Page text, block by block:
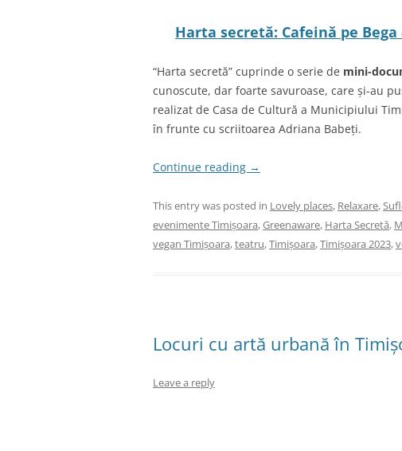
Harta secretă: Cafeină pe
“Harta secretă” cuprinde o serie de mini-
cunoscute, dar foarte savuroase, care și-au
realizat de Casa de Cultură a Municipiului
în frunte cu scriitoarea Adriana Babeți.
Continue reading →
This entry was posted in Lovely places, Relaxare,
evenimente Timișoara,Greenaware, Harta Secretă,
vegan Timișoara,teatru,Timișoara,Timișoara 2023,
Locuri cu artă urbană în
Leave a reply